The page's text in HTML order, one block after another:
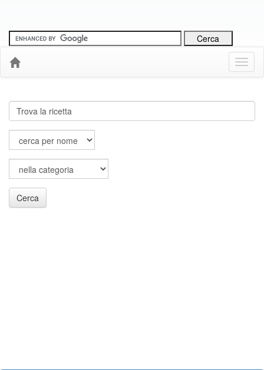
Menu
Down
Cerca
Cerca